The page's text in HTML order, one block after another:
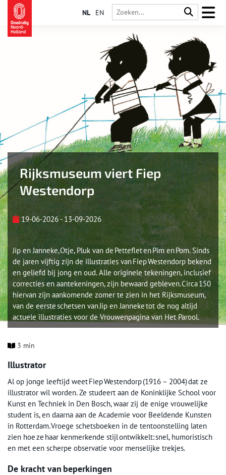
NL EN
Rijksmuseum viert Fiep
Westendorp
19-06-2026 - 13-09-2026
Jip en Janneke, Otje, Pluk van de Petteflet en Pim en Pom. Sinds
de jaren vijftig zijn de illustraties van Fiep Westendorp bekend
en geliefd bij jong en oud. Alle originele tekeningen, inclusief
correcties en aantekeningen, zijn bewaard gebleven. Circa 150
hiervan zijn aankomende zomer te zien in het Rijksmuseum,
van de eerste schetsen van Jip en Janneke tot de nog altijd
actuele illustraties voor de Vrouwenpagina van Het Parool.
3 min
Illustrator
Al op jonge leeftijd weet Fiep Westendorp (1916 – 2004) dat ze
illustrator wil worden. Ze studeert aan de Koninklijke School voor
Kunst en Techniek in Den Bosch, waar zij de enige vrouwelijke
student is, en daarna aan de Academie voor Beeldende Kunsten
in Rotterdam. Vroege schetsboeken in de tentoonstelling laten
zien hoe ze haar kenmerkende stijl ontwikkelt: snel, humoristisch
en met een scherpe observatie voor menselijke trekjes.
De kracht van beperkingen